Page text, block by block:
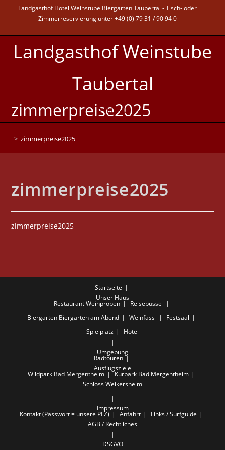
Landgasthof Hotel Weinstube Biergarten Taubertal - Tisch- oder
Zimmerreservierung unter +49 (0) 79 31 / 90 94 0
Landgasthof Weinstube
Taubertal
MENÜ
zimmerpreise2025
> zimmerpreise2025
zimmerpreise2025
zimmerpreise2025
Startseite
Unser Haus
Restaurant Weinproben
Reisebusse
Biergarten Biergarten am Abend Weinfass
Festsaal
Spielplatz
Hotel
Umgebung
Radtouren
Ausflugsziele
Wildpark Bad Mergentheim
Kurpark Bad Mergentheim
Schloss Weikersheim
Impressum
Kontakt (Passwort = unsere PLZ) Anfahrt
Links / Surfguide
AGB / Rechtliches
DSGVO